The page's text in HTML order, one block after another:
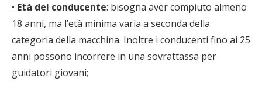
• Età del conducente: bisogna aver compiuto almeno
18 anni, ma l’età minima varia a seconda della
categoria della macchina. Inoltre i conducenti fino ai 25
anni possono incorrere in una sovrattassa per
guidatori giovani;